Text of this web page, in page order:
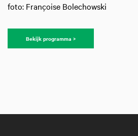
foto: Françoise Bolechowski
Bekijk programma >